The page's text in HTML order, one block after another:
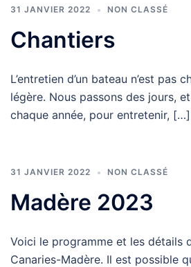
31 JANVIER 2022 NON CLASSÉ
Chantiers
L’entretien d’un bateau n’est pas
légère. Nous passons des jours,
chaque année, pour entretenir, […]
31 JANVIER 2022 NON CLASSÉ
Madère 2023
Voici le programme et les détails
Canaries-Madère. Il est possible